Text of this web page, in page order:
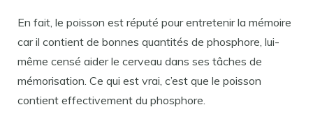
En fait, le poisson est réputé pour entretenir la mémoire
car il contient de bonnes quantités de phosphore, lui-
même censé aider le cerveau dans ses tâches de
mémorisation. Ce qui est vrai, c’est que le poisson
contient effectivement du phosphore.